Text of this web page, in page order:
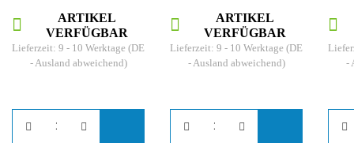
ARTIKEL
VERFÜGBAR
Lieferzeit: 9 - 10 Werktage (DE
- Ausland abweichend)
ARTIKEL
VERFÜGBAR
Lieferzeit: 9 - 10 Werktage (DE
- Ausland abweichend)
-